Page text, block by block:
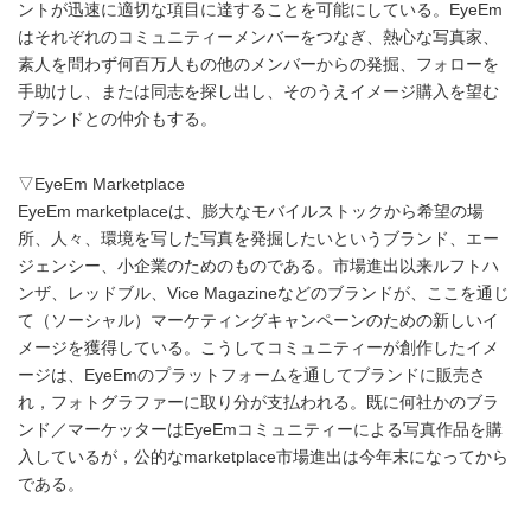
ントが迅速に適切な項目に達することを可能にしている。EyeEm
はそれぞれのコミュニティーメンバーをつなぎ、熱心な写真家、
素人を問わず何百万人もの他のメンバーからの発掘、フォローを
手助けし、または同志を探し出し、そのうえイメージ購入を望む
ブランドとの仲介もする。
▽EyeEm Marketplace
EyeEm marketplaceは、膨大なモバイルストックから希望の場
所、人々、環境を写した写真を発掘したいというブランド、エー
ジェンシー、小企業のためのものである。市場進出以来ルフトハ
ンザ、レッドブル、Vice Magazineなどのブランドが、ここを通じ
て（ソーシャル）マーケティングキャンペーンのための新しいイ
メージを獲得している。こうしてコミュニティーが創作したイメ
ージは、EyeEmのプラットフォームを通してブランドに販売さ
れ，フォトグラファーに取り分が支払われる。既に何社かのブラ
ンド／マーケッターはEyeEmコミュニティーによる写真作品を購
入しているが，公的なmarketplace市場進出は今年末になってから
である。